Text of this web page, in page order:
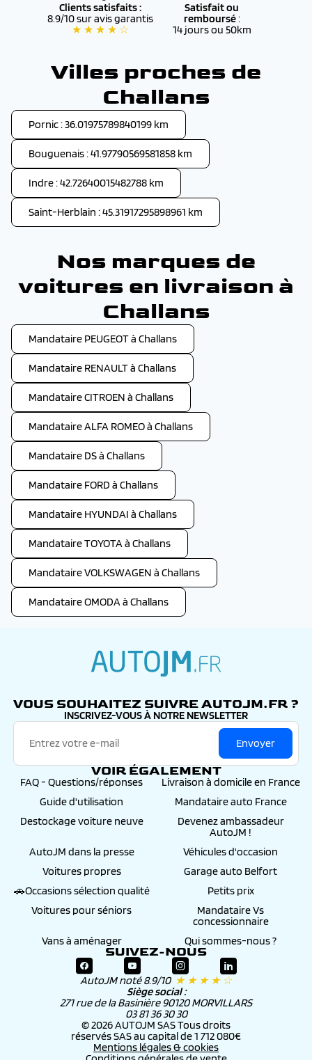
Clients satisfaits :
8.9/10 sur avis garantis
★ ★ ★ ★ ☆
Satisfait ou
remboursé:
14 jours ou 50km
Villes proches de
Challans
Pornic : 36.01975789840199 km
Bouguenais : 41.97790569581858 km
Indre : 42.72640015482788 km
Saint-Herblain : 45.31917295898961 km
Nos marques de
voitures en livraison à
Challans
Mandataire PEUGEOT à Challans
Mandataire RENAULT à Challans
Mandataire CITROEN à Challans
Mandataire ALFA ROMEO à Challans
Mandataire DS à Challans
Mandataire FORD à Challans
Mandataire HYUNDAI à Challans
Mandataire TOYOTA à Challans
Mandataire VOLKSWAGEN à Challans
Mandataire OMODA à Challans
VOUS SOUHAITEZ SUIVRE AUTOJM.FR ?
INSCRIVEZ-VOUS À NOTRE NEWSLETTER
Envoyer
VOIR ÉGALEMENT
FAQ - Questions/réponses
Livraison à domicile en France
Guide d'utilisation
Mandataire auto France
Destockage voiture neuve
Devenez ambassadeur
AutoJM !
AutoJM dans la presse
Véhicules d'occasion
Voitures propres
Garage auto Belfort
🚗Occasions sélection qualité
Petits prix
Voitures pour séniors
Mandataire Vs
concessionnaire
Vans à aménager
Qui sommes-nous ?
SUIVEZ-NOUS
AutoJM noté 8.9/10 ★ ★ ★ ★ ☆
Siège social :
271 rue de la Basinière 90120 MORVILLARS
03 81 36 30 30
© 2026 AUTOJM SAS Tous droits
réservés SAS au capital de 1 712 080€
Mentions légales & cookies